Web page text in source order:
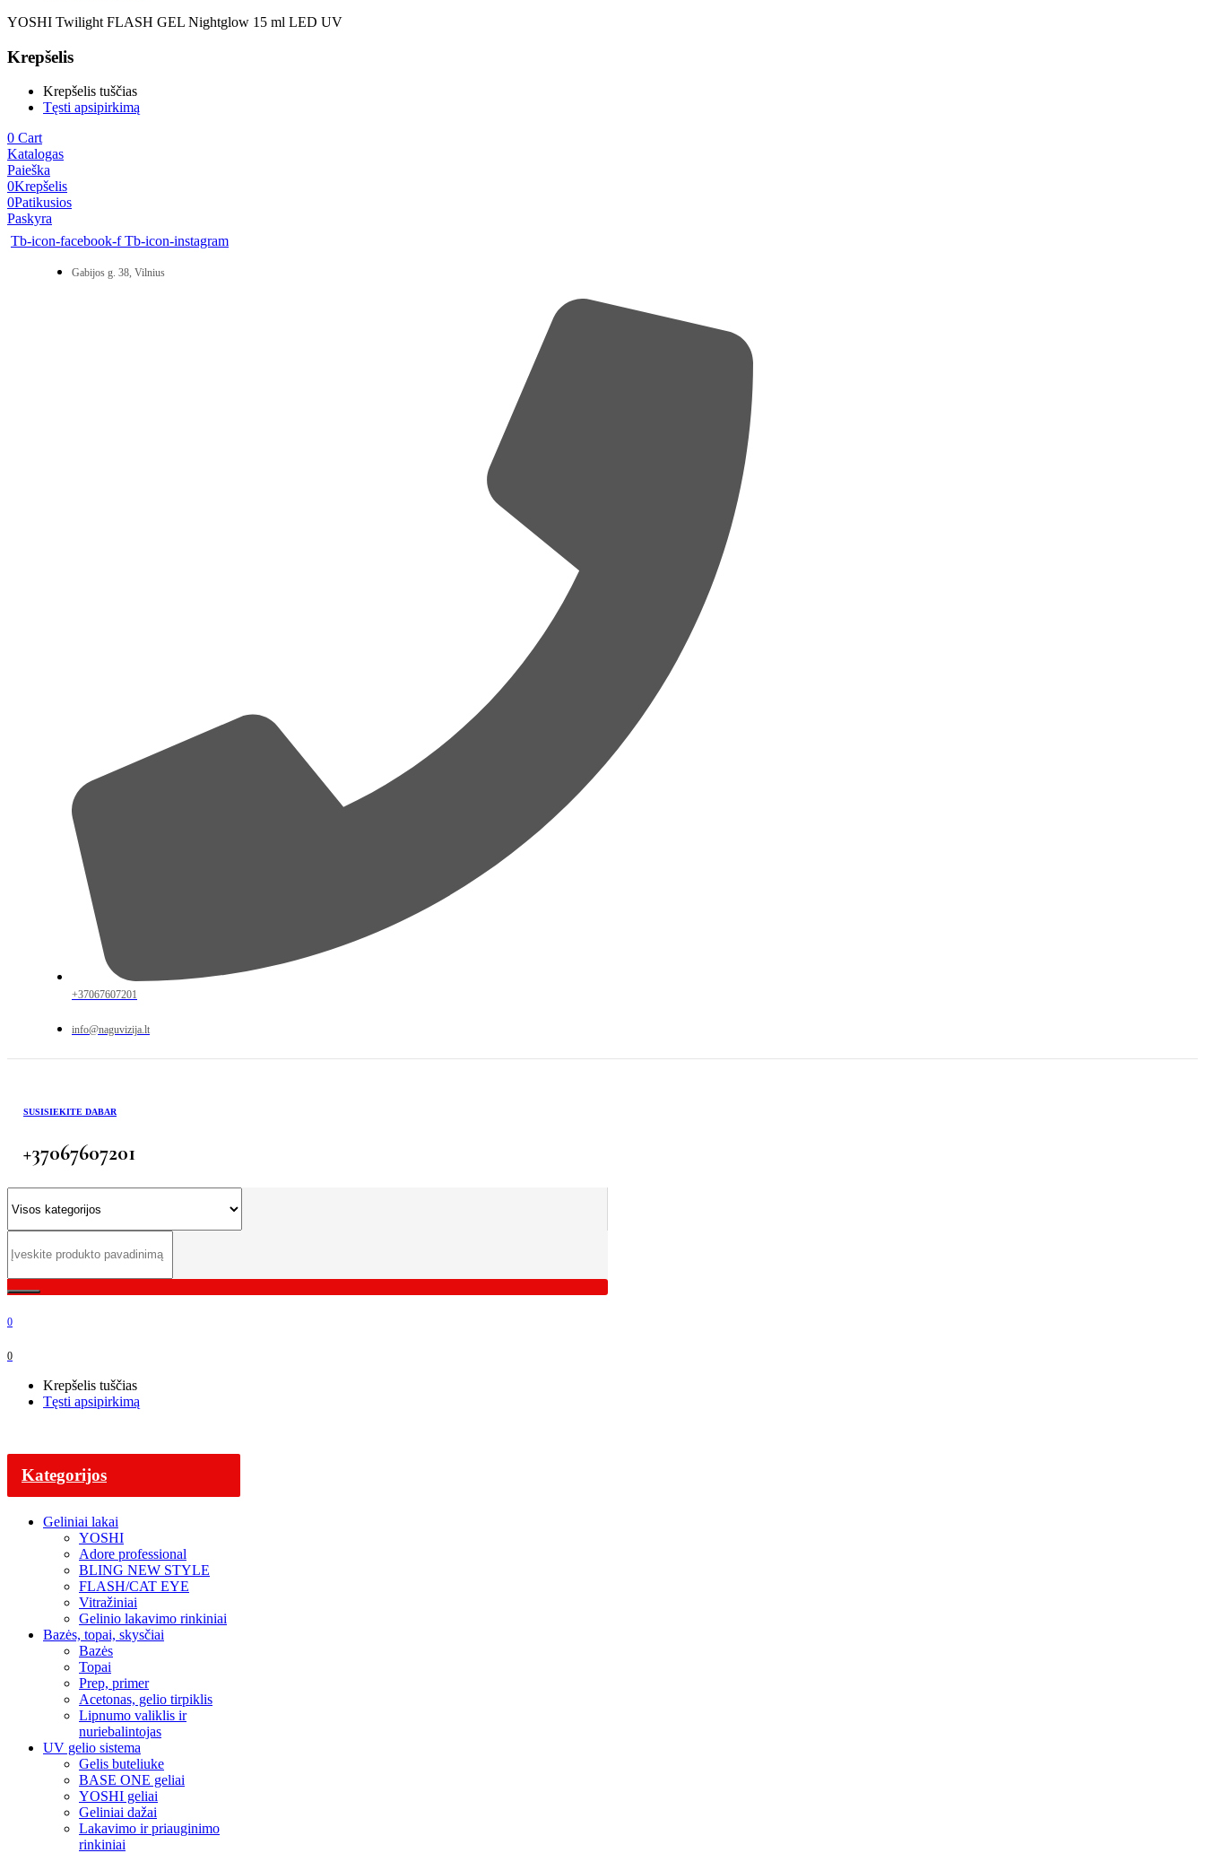
YOSHI Twilight FLASH GEL Nightglow 15 ml LED UV
Krepšelis
Krepšelis tuščias
Tęsti apsipirkimą
0 Cart
Katalogas
Paieška
0Krepšelis
0Patikusios
Paskyra
Tb-icon-facebook-f Tb-icon-instagram
Gabijos g. 38, Vilnius
+37067607201
info@naguvizija.lt
SUSISIEKITE DABAR
+37067607201
0
0
Krepšelis tuščias
Tęsti apsipirkimą
Kategorijos
Geliniai lakai
YOSHI
Adore professional
BLING NEW STYLE
FLASH/CAT EYE
Vitražiniai
Gelinio lakavimo rinkiniai
Bazės, topai, skysčiai
Bazės
Topai
Prep, primer
Acetonas, gelio tirpiklis
Lipnumo valiklis ir
nuriebalintojas
UV gelio sistema
Gelis buteliuke
BASE ONE geliai
YOSHI geliai
Geliniai dažai
Lakavimo ir priauginimo
rinkiniai